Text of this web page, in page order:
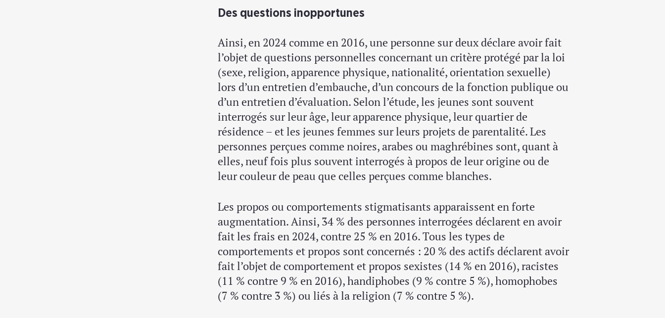
Des questions inopportunes
Ainsi, en 2024 comme en 2016, une personne sur deux déclare avoir fait
l’objet de questions personnelles concernant un critère protégé par la loi
(sexe, religion, apparence physique, nationalité, orientation sexuelle)
lors d’un entretien d’embauche, d’un concours de la fonction publique ou
d’un entretien d’évaluation. Selon l’étude, les jeunes sont souvent
interrogés sur leur âge, leur apparence physique, leur quartier de
résidence – et les jeunes femmes sur leurs projets de parentalité. Les
personnes perçues comme noires, arabes ou maghrébines sont, quant à
elles, neuf fois plus souvent interrogés à propos de leur origine ou de
leur couleur de peau que celles perçues comme blanches.
Les propos ou comportements stigmatisants apparaissent en forte
augmentation. Ainsi, 34 % des personnes interrogées déclarent en avoir
fait les frais en 2024, contre 25 % en 2016. Tous les types de
comportements et propos sont concernés : 20 % des actifs déclarent avoir
fait l’objet de comportement et propos sexistes (14 % en 2016), racistes
(11 % contre 9 % en 2016), handiphobes (9 % contre 5 %), homophobes
(7 % contre 3 %) ou liés à la religion (7 % contre 5 %).